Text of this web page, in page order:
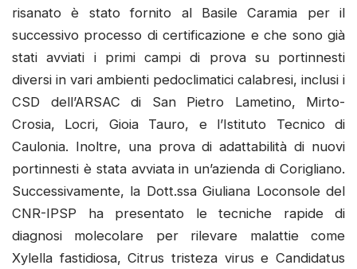
risanato è stato fornito al Basile Caramia per il
successivo processo di certificazione e che sono già
stati avviati i primi campi di prova su portinnesti
diversi in vari ambienti pedoclimatici calabresi, inclusi i
CSD dell’ARSAC di San Pietro Lametino, Mirto-
Crosia, Locri, Gioia Tauro, e l’Istituto Tecnico di
Caulonia. Inoltre, una prova di adattabilità di nuovi
portinnesti è stata avviata in un’azienda di Corigliano.
Successivamente, la Dott.ssa Giuliana Loconsole del
CNR-IPSP ha presentato le tecniche rapide di
diagnosi molecolare per rilevare malattie come
Xylella fastidiosa, Citrus tristeza virus e Candidatus